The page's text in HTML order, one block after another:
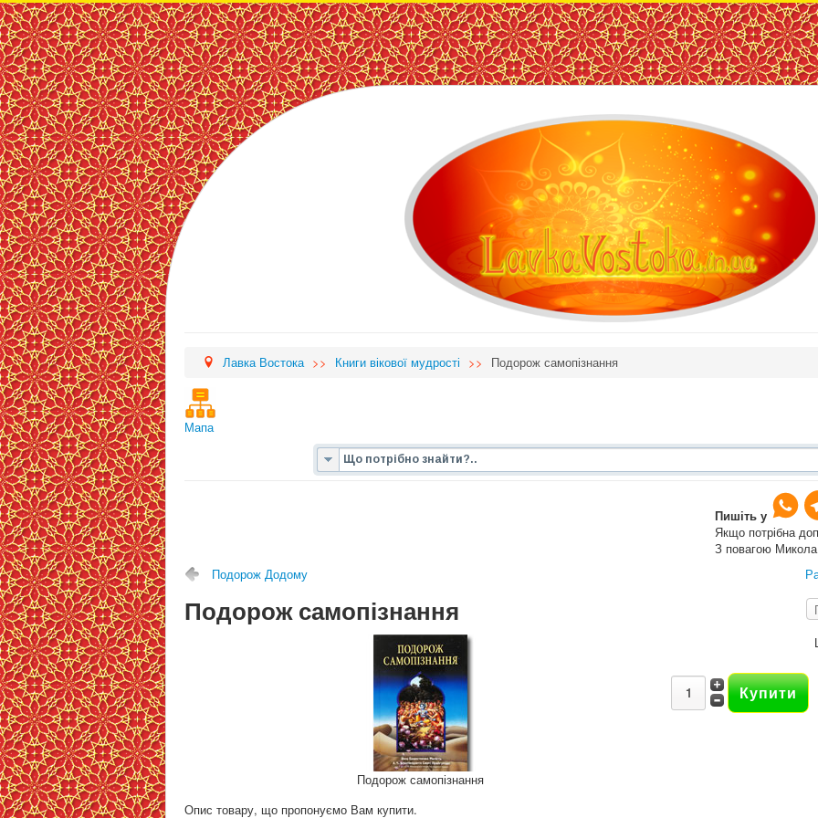
ЛавкаВостока —
інтернет магазин
східних товарів
Лавка Востока >> Книги вікової мудрості >> Подорож самопізнання
Мапа
Пишіть у
Якщо потрібна
З повагою
Подорож Додому
Подорож самопізнання
Подорож самопізнання
Опис товару, що пропонуємо Вам купити.